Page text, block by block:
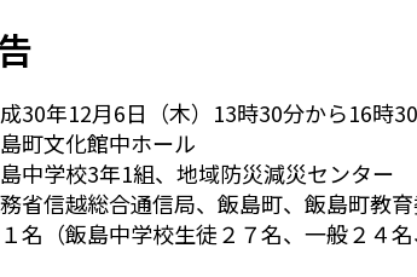
12月6日（木）13時30分から16時
文化館中ホール
校3年1組、地域防災減災センター
越総合通信局、飯島町、飯島町教育
（飯島中学校生徒２７名、一般２４名